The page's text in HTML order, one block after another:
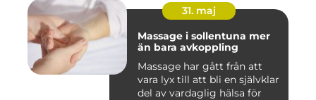
31. maj
Massage i sollentuna mer
än bara avkoppling
Massage har gått från att
vara lyx till att bli en självklar
del av vardaglig hälsa för